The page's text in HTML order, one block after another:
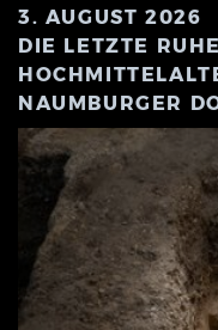
3. AUGUST 2026
DIE LETZTE
NAUMBURGER